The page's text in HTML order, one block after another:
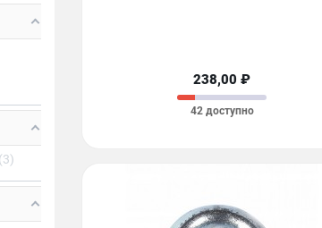
3
238,00 ₽
42 доступно